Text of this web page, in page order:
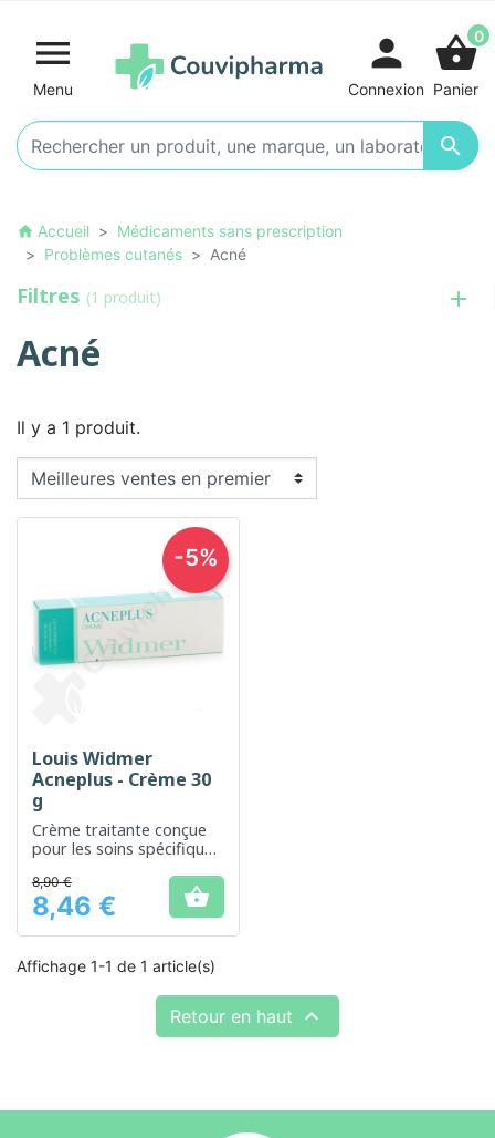

Menu

person
Connexion
shopping_basket0
Panier
home Accueil
Médicaments sans prescription
Problèmes cutanés
Acné
Filtres (1 produit)
Acné
Il y a 1 produit.
Louis Widmer
Acneplus - Crème 30
g
Crème traitante conçue
pour les soins spécifiques
Prix
8,90 €
8,46 € 
-5%
Affichage 1-1 de 1 article(s)
Retour en haut 